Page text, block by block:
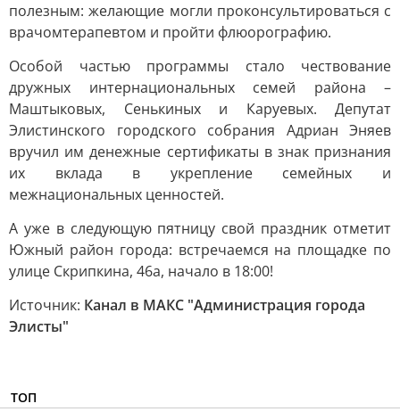
полезным: желающие могли проконсультироваться с
врачомтерапевтом и пройти флюорографию.
Особой частью программы стало чествование
дружных интернациональных семей района –
Маштыковых, Сенькиных и Каруевых. Депутат
Элистинского городского собрания Адриан Эняев
вручил им денежные сертификаты в знак признания
их вклада в укрепление семейных и
межнациональных ценностей.
А уже в следующую пятницу свой праздник отметит
Южный район города: встречаемся на площадке по
улице Скрипкина, 46а, начало в 18:00!
Источник: Канал в МАКС "Администрация города
Элисты"
ТОП